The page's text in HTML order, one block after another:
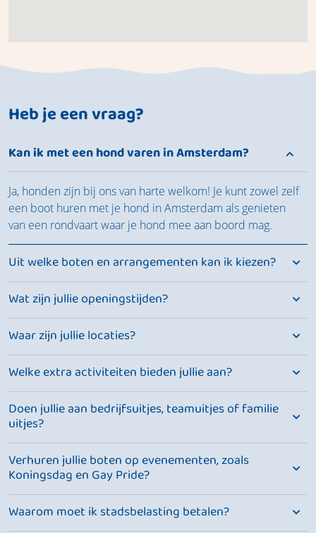
Heb je een vraag?
Kan ik met een hond varen in Amsterdam?
Ja, honden zijn bij ons van harte welkom! Je kunt zowel zelf
een boot huren met je hond in Amsterdam als genieten
van een rondvaart waar je hond mee aan boord mag.
Uit welke boten en arrangementen kan ik kiezen?
Wat zijn jullie openingstijden?
Waar zijn jullie locaties?
Welke extra activiteiten bieden jullie aan?
Doen jullie aan bedrijfsuitjes, teamuitjes of familie
uitjes?
Verhuren jullie boten op evenementen, zoals
Koningsdag en Gay Pride?
Waarom moet ik stadsbelasting betalen?